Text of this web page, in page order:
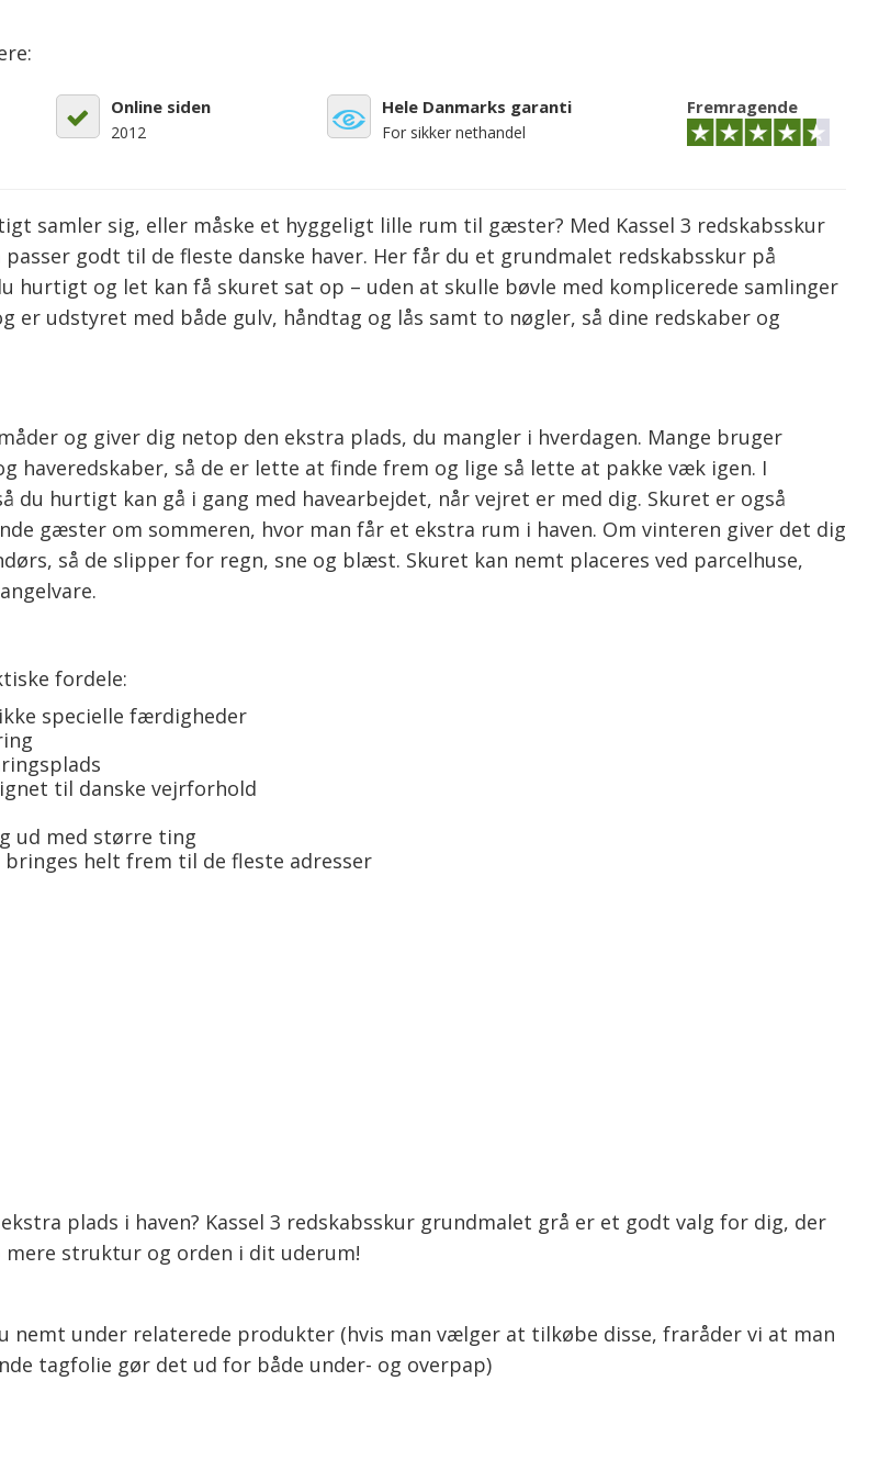
Online siden
2012
Hele Danmarks garanti
For sikker nethandel
Fremragende
samler sig, eller måske et hyggeligt lille rum til gæster? Med Kassel 3 redskabsskur
godt til de fleste danske haver. Her får du et grundmalet redskabsskur på
hurtigt og let kan få skuret sat op – uden at skulle bøvle med komplicerede samlinger
udstyret med både gulv, håndtag og lås samt to nøgler, så dine redskaber og
og giver dig netop den ekstra plads, du mangler i hverdagen. Mange bruger
haveredskaber, så de er lette at finde frem og lige så lette at pakke væk igen. I
du hurtigt kan gå i gang med havearbejdet, når vejret er med dig. Skuret er også
gæster om sommeren, hvor man får et ekstra rum i haven. Om vinteren giver det dig
så de slipper for regn, sne og blæst. Skuret kan nemt placeres ved parcelhuse,
fordele:
specielle færdigheder
til danske vejrforhold
ud med større ting
helt frem til de fleste adresser
plads i haven? Kassel 3 redskabsskur grundmalet grå er et godt valg for dig, der
mere struktur og orden i dit uderum!
nemt under relaterede produkter (hvis man vælger at tilkøbe disse, fraråder vi at man
tagfolie gør det ud for både under- og overpap)